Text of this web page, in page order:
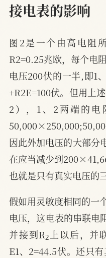
接电表的影响
图2是一个由高电阻
R2=0.25兆欧，每个电
电压200伏的一半,即1
+R2E=100伏。但用上
2），1、2两端的电
因此外加电压的大部分
在应当减少到
也就是只有真实电压的
假如用灵敏度相同的一
电压，这电表的串联电
并接到R 2上以后，并
E1、2=44.5伏。还只